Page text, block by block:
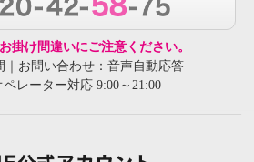
掛け間違いにご注意ください。
｜お問い合わせ：音声自動応答
レーター対応 9:00～21:00